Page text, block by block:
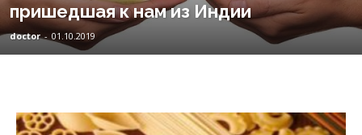
пришедшая к нам из Индии
doctor - 01.10.2019